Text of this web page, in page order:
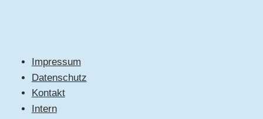
Impressum
Datenschutz
Kontakt
Intern